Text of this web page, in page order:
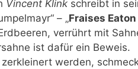
Vincent Klink schreibt in
– „Fraises
verrührt mit
ist dafür ein Beweis.
werden,